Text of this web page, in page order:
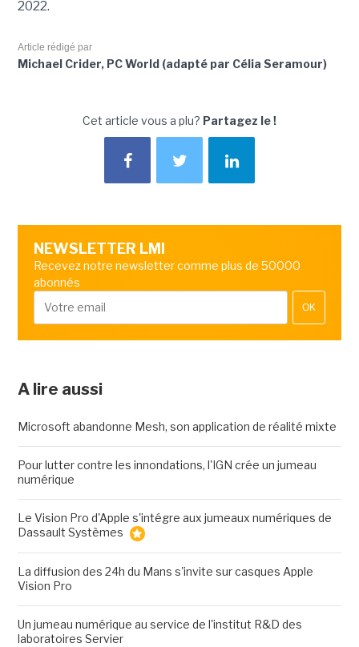
2022.
Article rédigé par
Michael Crider, PC World (adapté par Célia Seramour)
Cet article vous a plu? Partagez le !
NEWSLETTER LMI
Recevez notre newsletter comme plus de 50000
abonnés
OK
A lire aussi
Microsoft abandonne Mesh, son application de réalité mixte
Pour lutter contre les innondations, l'IGN crée un jumeau
numérique
Le Vision Pro d'Apple s'intégre aux jumeaux numériques de
Dassault Systèmes
La diffusion des 24h du Mans s'invite sur casques Apple
Vision Pro
Un jumeau numérique au service de l'institut R&D des
laboratoires Servier